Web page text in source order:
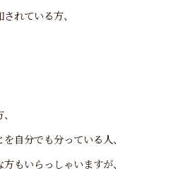
れている方、
自分でも分っている人、
もいらっしゃいますが、